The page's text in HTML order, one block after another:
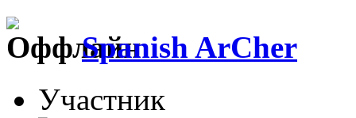
Spanish ArCher
Участник